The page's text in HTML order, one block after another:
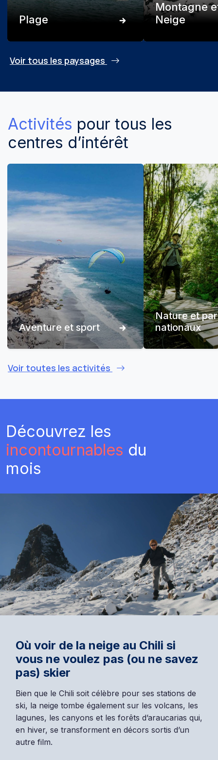
Plage
Montagne
Neige
Voir tous les paysages
Activités pour tous les
centres d’intérêt
Aventure et sport
Nature et
nationaux
Voir toutes les activités
Découvrez les
incontournables du
mois
Où voir de la neige au Chili si
vous ne voulez pas (ou ne savez
pas) skier
Bien que le Chili soit célèbre pour ses stations de
ski, la neige tombe également sur les volcans, les
lagunes, les canyons et les forêts d’araucarias qui,
en hiver, se transforment en décors sortis d’un
autre film.